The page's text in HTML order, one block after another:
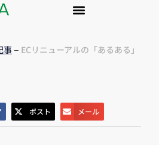
事– ECリニューアルの「あるある」
ポスト メール